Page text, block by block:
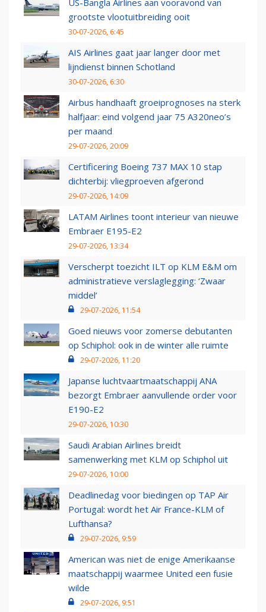
US-Bangla Airlines aan vooravond van
grootste vlootuitbreiding ooit
30-07-2026, 6:45
AIS Airlines gaat jaar langer door met
lijndienst binnen Schotland
30-07-2026, 6:30
Airbus handhaaft groeiprognoses na sterk
halfjaar: eind volgend jaar 75 A320neo’s
per maand
29-07-2026, 20:09
Certificering Boeing 737 MAX 10 stap
dichterbij: vliegproeven afgerond
29-07-2026, 14:09
LATAM Airlines toont interieur van nieuwe
Embraer E195-E2
29-07-2026, 13:34
Verscherpt toezicht ILT op KLM E&M om
administratieve verslaglegging: ‘Zwaar
middel’
29-07-2026, 11:54
Goed nieuws voor zomerse debutanten
op Schiphol: ook in de winter alle ruimte
29-07-2026, 11:20
Japanse luchtvaartmaatschappij ANA
bezorgt Embraer aanvullende order voor
E190-E2
29-07-2026, 10:30
Saudi Arabian Airlines breidt
samenwerking met KLM op Schiphol uit
29-07-2026, 10:00
Deadlinedag voor biedingen op TAP Air
Portugal: wordt het Air France-KLM of
Lufthansa?
29-07-2026, 9:59
American was niet de enige Amerikaanse
maatschappij waarmee United een fusie
wilde
29-07-2026, 9:51